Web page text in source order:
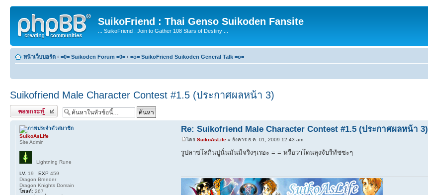
SuikoFriend : Thai Genso Suikoden Fansite
... SuikoFriend : Join to Gather 108 Stars of Destiny ...
หน้าเว็บบอร์ด ‹ =0= Suikoden Forum =0= ‹ =o= SuikoFriend Suikoden General Talk =o=
Suikofriend Male Character Contest #1.5 (ประกาศผลหน้า 3)
ตอบกระทู้
Re: Suikofriend Male Character Contest #1.5 (ประกาศผลหน้า 3)
โดย SuikoAsLife» อังคาร ธ.ค. 01, 2009 12:43 am
รูปลาซโลกินปูนั่นมันมีจริงๆเรอะ = = หรือว่าโดนลุงจับรีทัชซะๆ
SuikoAsLife
Site Admin
Lightning Rune
LV. 19 EXP 459
Dragon Breeder
Dragon Knights Domain
โพสต์: 267